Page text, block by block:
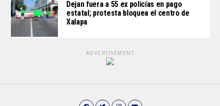
Dejan fuera a 55 ex policías en pago
estatal; protesta bloquea el centro de
Xalapa
ADVERTISEMENT